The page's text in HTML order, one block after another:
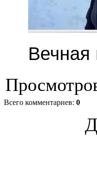
Вечная
Всего комментариев: 0